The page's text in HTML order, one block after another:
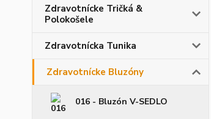
Zdravotnícke Tričká &
Polokošele
Zdravotnícka Tunika
Zdravotnícke Bluzóny
016 - Bluzón V-SEDLO